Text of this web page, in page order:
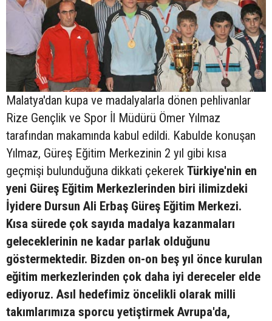
Malatya'dan kupa ve madalyalarla dönen pehlivanlar
Rize Gençlik ve Spor İl Müdürü Ömer Yılmaz
tarafından makamında kabul edildi. Kabulde konuşan
Yılmaz, Güreş Eğitim Merkezinin 2 yıl gibi kısa
geçmişi bulunduğuna dikkati çekerek  Türkiye'nin en
yeni Güreş Eğitim Merkezlerinden biri ilimizdeki
İyidere Dursun Ali Erbaş Güreş Eğitim Merkezi.
Kısa sürede çok sayıda madalya kazanmaları
geleceklerinin ne kadar parlak olduğunu
göstermektedir. Bizden on-on beş yıl önce kurulan
eğitim merkezlerinden çok daha iyi dereceler elde
ediyoruz. Asıl hedefimiz öncelikli olarak milli
takımlarımıza sporcu yetiştirmek Avrupa'da,